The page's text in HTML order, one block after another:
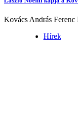
Kovács András
Hírek